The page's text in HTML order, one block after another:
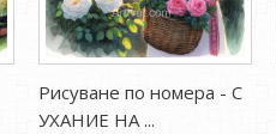
Рисуване по номера - С
УХАНИЕ НА ...